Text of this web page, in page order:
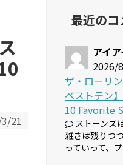
21
最近のコ
アイ
2026/
ザ・ローリ
ベストテン
10 Favorite
ストーンズ
雑さは残りつ
っていって、